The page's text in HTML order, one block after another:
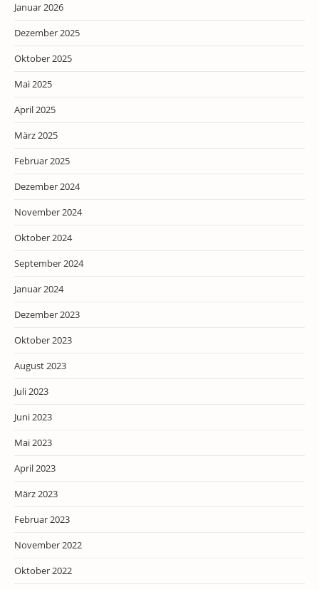
Januar 2026
Dezember 2025
Oktober 2025
Mai 2025
April 2025
März 2025
Februar 2025
Dezember 2024
November 2024
Oktober 2024
September 2024
Januar 2024
Dezember 2023
Oktober 2023
August 2023
Juli 2023
Juni 2023
Mai 2023
April 2023
März 2023
Februar 2023
November 2022
Oktober 2022